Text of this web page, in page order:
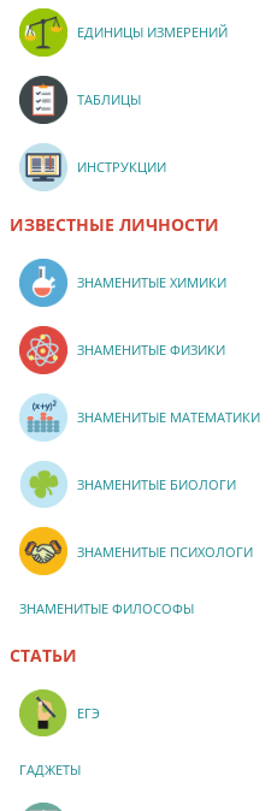
ЕДИНИЦЫ ИЗМЕРЕНИЙ
ТАБЛИЦЫ
ИНСТРУКЦИИ
ИЗВЕСТНЫЕ ЛИЧНОСТИ
ЗНАМЕНИТЫЕ ХИМИКИ
ЗНАМЕНИТЫЕ ФИЗИКИ
ЗНАМЕНИТЫЕ МАТЕМАТИКИ
ЗНАМЕНИТЫЕ БИОЛОГИ
ЗНАМЕНИТЫЕ ПСИХОЛОГИ
ЗНАМЕНИТЫЕ ФИЛОСОФЫ
СТАТЬИ
ЕГЭ
ГАДЖЕТЫ